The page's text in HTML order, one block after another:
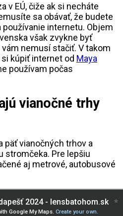
v EÚ, čiže ak si necháte
sa obávať, že budete
internetu. Objem
však zvykne byť
nemusí stačiť. V takom
kúpiť internet od Maya
používam počas
vianočné trhy
päť vianočných trhov a
stromčeka. Pre lepšiu
aj metrové, autobusové